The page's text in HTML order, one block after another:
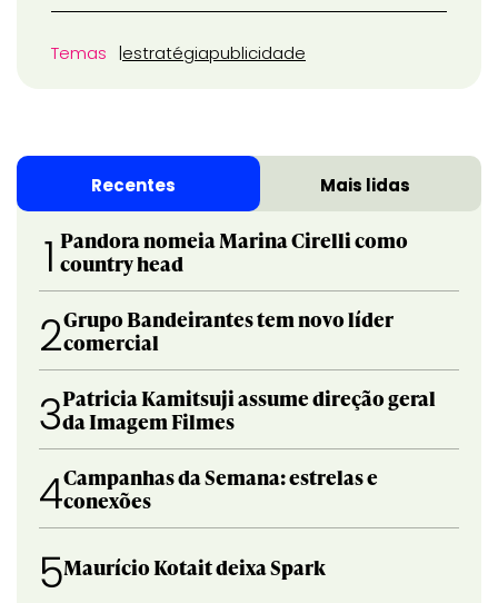
Temas estratégiapublicidade
Recentes Mais lidas
1 Pandora nomeia Marina Cirelli como
country head
2Grupo Bandeirantes tem novo líder
comercial
3Patricia Kamitsuji assume direção geral
da Imagem Filmes
4Campanhas da Semana: estrelas e
conexões
5Maurício Kotait deixa Spark